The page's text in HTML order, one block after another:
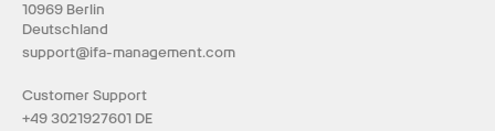
10969 Berlin
Deutschland
support@ifa-management.com
Customer Support
+49 3021927601 DE